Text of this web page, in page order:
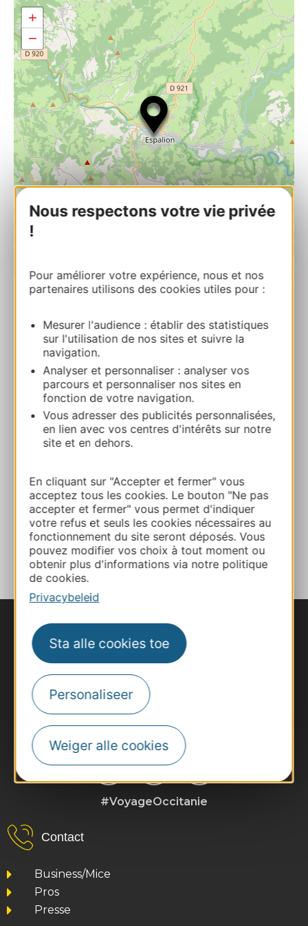
Nous respectons votre vie privée
!
Pour améliorer votre expérience, nous et nos
partenaires utilisons des cookies utiles pour :
Mesurer l'audience : établir des statistiques
sur l'utilisation de nos sites et suivre la
navigation.
Analyser et personnaliser : analyser vos
parcours et personnaliser nos sites en
fonction de votre navigation.
Vous adresser des publicités personnalisées,
en lien avec vos centres d'intérêts sur notre
site et en dehors.
En cliquant sur "Accepter et fermer" vous
acceptez tous les cookies. Le bouton "Ne pas
accepter et fermer" vous permet d'indiquer
votre refus et seuls les cookies nécessaires au
fonctionnement du site seront déposés. Vous
pouvez modifier vos choix à tout moment ou
obtenir plus d'informations via notre politique
de cookies.
Privacybeleid
Sta alle cookies toe
Personaliseer
Weiger alle cookies
+
−
| Map data ©
15, avenue Saint Pierre 12500 ESPALION
Bereken uw route
+33674323182
Website
TOEVOEGEN
AAN NOTITIEBOEKJE
#VoyageOccitanie
Contact
Business/Mice
Pros
Presse